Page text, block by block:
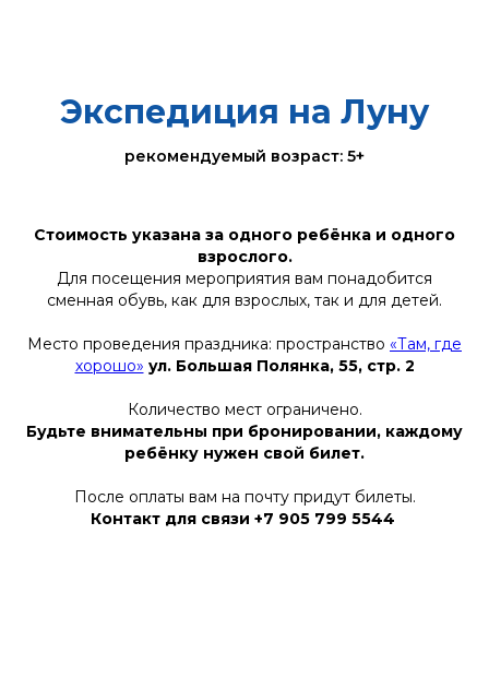
Экспедиция на Луну
рекомендуемый возраст: 5+
Стоимость указана за одного ребёнка и одного
взрослого.
Для посещения мероприятия вам понадобится
сменная обувь, как для взрослых, так и для детей.
Место проведения праздника: пространство «Там, где
хорошо» ул. Большая Полянка, 55, стр. 2
Количество мест ограничено.
Будьте внимательны при бронировании, каждому
ребёнку нужен свой билет.
После оплаты вам на почту придут билеты.
Контакт для связи +7 905 799 5544